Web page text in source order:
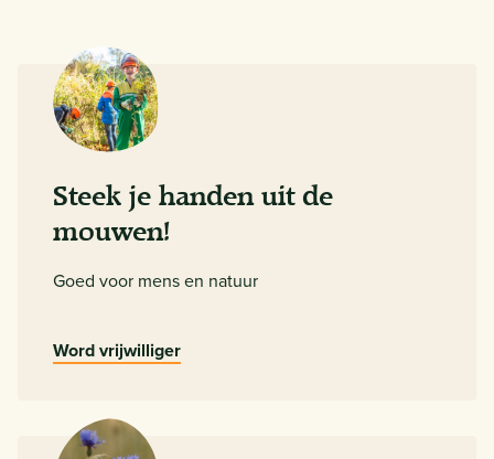
Steek je handen uit de
mouwen!
Goed voor mens en natuur
Word vrijwilliger